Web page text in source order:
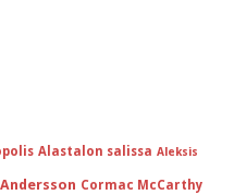
Alastalon salissa Aleksis
Cormac McCarthy